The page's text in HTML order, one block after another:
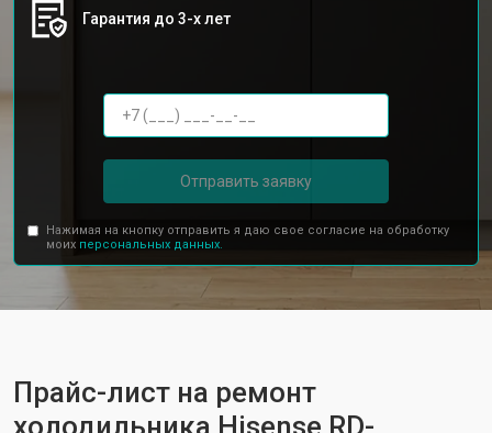
Гарантия до 3-х лет
Отправить заявку
Нажимая на кнопку отправить я даю свое согласие на обработку
моих персональных данных.
Прайс-лист на ремонт
холодильника Hisense RD-